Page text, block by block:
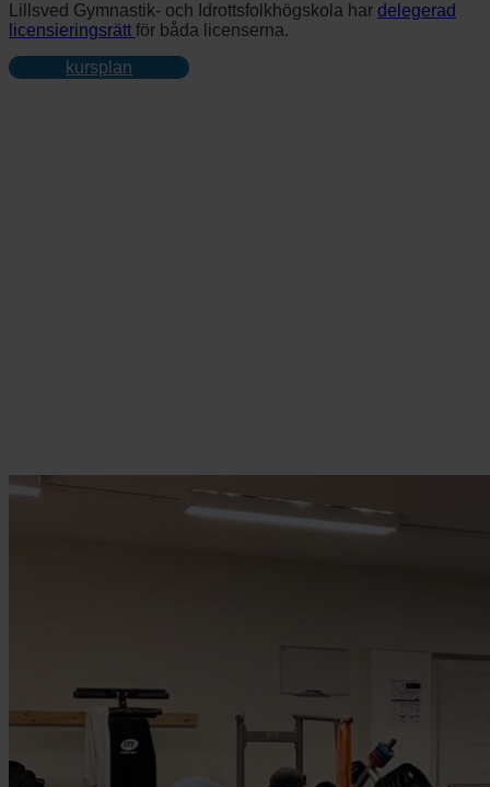
Lillsved Gymnastik- och Idrottsfolkhögskola har delegerad
licensieringsrätt för båda licenserna.
kursplan